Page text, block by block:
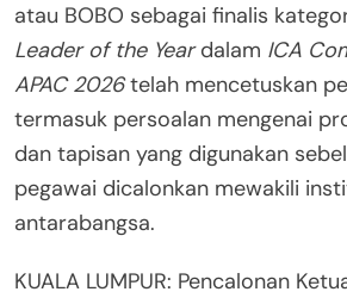
atau BOBO sebagai finalis
Leader of the Yeardalam ICA
APAC 2026telah mencetuskan
termasuk persoalan mengenai
dan tapisan yang digunakan
pegawai dicalonkan mewakili
antarabangsa.
KUALA LUMPUR: Pencalonan